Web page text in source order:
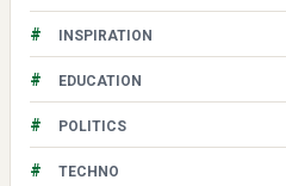
# INSPIRATION
# EDUCATION
# POLITICS
# TECHNO